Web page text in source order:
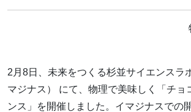
2月8日、未来をつくる杉並サイエンスラ
マジナス） にて、物理で美味しく「チョ
ンス」を開催しました。イマジナスでの